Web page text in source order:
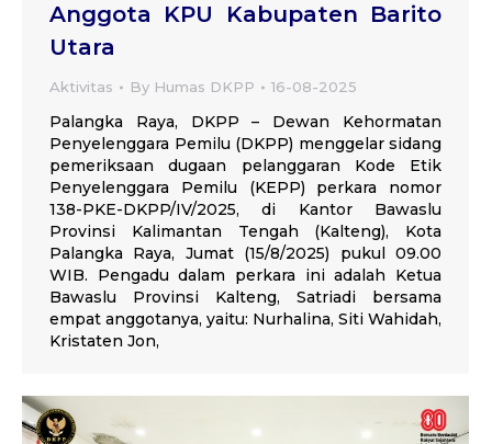
Anggota KPU Kabupaten Barito
Utara
Aktivitas By Humas DKPP 16-08-2025
Palangka Raya, DKPP – Dewan Kehormatan
Penyelenggara Pemilu (DKPP) menggelar sidang
pemeriksaan dugaan pelanggaran Kode Etik
Penyelenggara Pemilu (KEPP) perkara nomor
138-PKE-DKPP/IV/2025, di Kantor Bawaslu
Provinsi Kalimantan Tengah (Kalteng), Kota
Palangka Raya, Jumat (15/8/2025) pukul 09.00
WIB. Pengadu dalam perkara ini adalah Ketua
Bawaslu Provinsi Kalteng, Satriadi bersama
empat anggotanya, yaitu: Nurhalina, Siti Wahidah,
Kristaten Jon,